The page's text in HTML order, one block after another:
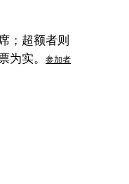
；超额者则
实。
参加者